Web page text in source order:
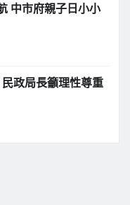
中市府親子日小小
政局長籲理性尊重